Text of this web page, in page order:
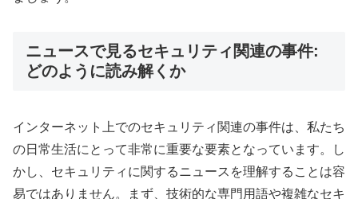
ニュースで見るセキュリティ関連の事件:
どのように読み解くか
インターネット上でのセキュリティ関連の事件は、私たち
の日常生活にとって非常に重要な要素となっています。し
かし、セキュリティに関するニュースを理解することは容
易ではありません。まず、技術的な専門用語や複雑なセキ